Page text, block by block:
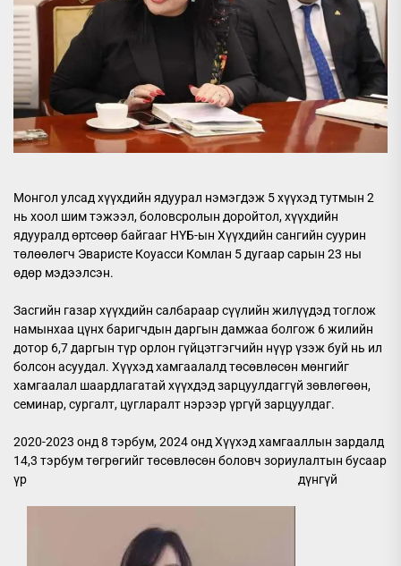
Монгол улсад хүүхдийн ядуурал нэмэгдэж 5 хүүхэд тутмын 2
нь хоол шим тэжээл, боловсролын доройтол, хүүхдийн
ядууралд өртсөөр байгааг НҮБ-ын Хүүхдийн сангийн суурин
төлөөлөгч Эваристе Коуасси Комлан 5 дугаар сарын 23 ны
өдөр мэдээлсэн.
Засгийн газар хүүхдийн салбараар сүүлийн жилүүдэд тоглож
намынхаа цүнх баригчдын даргын дамжаа болгож 6 жилийн
дотор 6,7 даргын түр орлон гүйцэтгэгчийн нүүр үзэж буй нь ил
болсон асуудал. Хүүхэд хамгаалалд төсөвлөсөн мөнгийг
хамгаалал шаардлагатай хүүхдэд зарцуулдаггүй зөвлөгөөн,
семинар, сургалт, цугларалт нэрээр үргүй зарцуулдаг.
2020-2023 онд 8 тэрбум, 2024 онд Хүүхэд хамгааллын зардалд
14,3 тэрбум төгрөгийг төсөвлөсөн боловч зориулалтын бусаар
үр
дүнгүй